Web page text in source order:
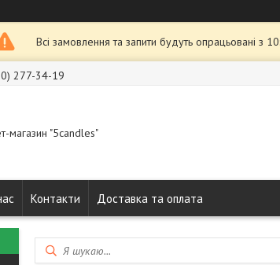
Всі замовлення та запити будуть опрацьовані з
277-34-19
магазин "5candles"
Контакти Доставка та оплата